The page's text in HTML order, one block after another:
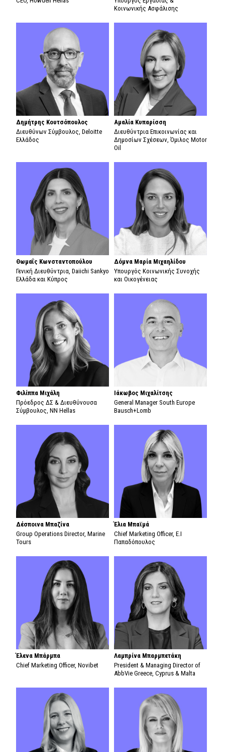
Κοινωνικής Ασφάλισης
Δημήτρης Κουτσόπουλος
Διευθύνων Σύμβουλος, Deloitte
Ελλάδος
Αμαλία Κυπαρίσση
Διευθύντρια Επικοινωνίας και
Δημοσίων Σχέσεων, Όμιλος Motor
Oil
Θωμαΐς Κωνσταντοπούλου
Γενική Διευθύντρια, Daiichi Sankyo
Ελλάδα και Κύπρος
Δόμνα Μαρία Μιχαηλίδου
Υπουργός Κοινωνικής Συνοχής
και Οικογένειας
Φιλίππα Μιχάλη
Πρόεδρος ΔΣ & Διευθύνουσα
Σύμβουλος, NN Hellas
Ιάκωβος Μιχαλίτσης
General Manager South Europe
Bausch+Lomb
Δέσποινα Μπαζίνα
Group Operations Director, Marine
Tours
Έλια Μπαϊμά
Chief Marketing Officer, Ε.Ι
Παπαδόπουλος
Έλενα Μπάρμπα
Chief Marketing Officer, Novibet
Λαμπρίνα Μπαρμπετάκη
President & Managing Director of
AbbVie Greece, Cyprus & Malta